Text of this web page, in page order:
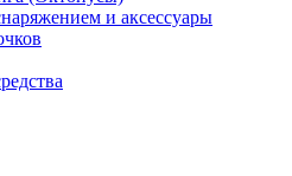
и аксессуары